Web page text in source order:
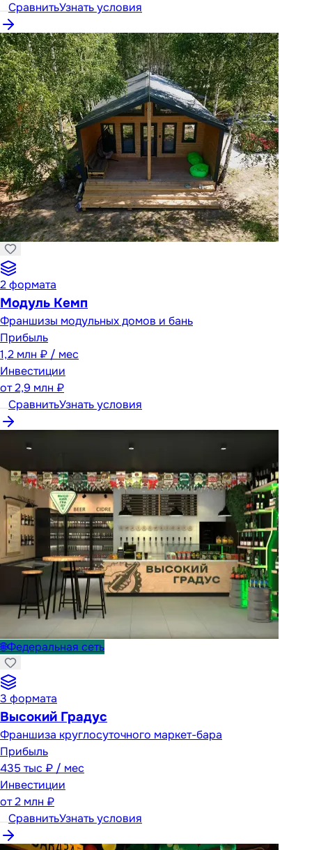
СравнитьУзнать условия
2формата
Модуль Кемп
Франшизы модульных домов и бань
Прибыль
1,2 млн ₽ / мес
Инвестиции
от2,9 млн ₽
СравнитьУзнать условия
🌐Федеральная сеть
3 формата
Высокий Градус
Франшиза круглосуточного маркет-бара
Прибыль
435 тыс ₽ / мес
Инвестиции
от2 млн ₽
СравнитьУзнать условия